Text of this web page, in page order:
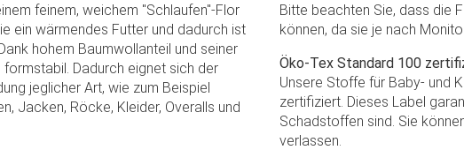
feinem, weichem "Schlaufen"-Flor
ein wärmendes Futter und dadurch ist
hohem Baumwollanteil und seiner
Dadurch eignet sich der
jeglicher Art, wie zum Beispiel
Jacken, Röcke, Kleider, Overalls und
Bitte beachten Sie, dass die
können, da sie je nach
Öko-Tex Standard 100
Unsere Stoffe für Baby- und
zertifiziert. Dieses Label
Schadstoffen sind. Sie
verlassen.